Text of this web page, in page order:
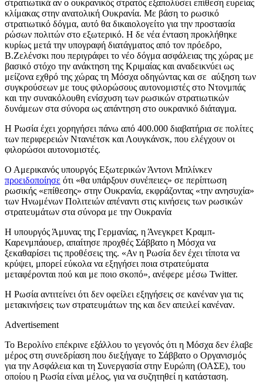
στρατιωτικά αν ο ουκρανικός στρατός εξαπολύσει επίθεση ευρείας
κλίμακας στην ανατολική Ουκρανία. Με βάση το ρωσικό
στρατιωτικό δόγμα, αυτό θα δικαιολογείτο για την προστασία
ρώσων πολιτών στο εξωτερικό. Η δε νέα ένταση προκλήθηκε
κυρίως μετά την υπογραφή διατάγματος από τον πρόεδρο,
Β.Ζελένσκι που περιγράφει το νέο δόγμα ασφάλειας της χώρας με
βασικό στόχο την ανάκτηση της Κριμαίας και αναδεικνύει ως
μείζονα εχθρό της χώρας τη Μόσχα οδηγώντας και σε αύξηση των
συγκρούσεων με τους φιλορώσους αυτονομιστές στο Ντονμπάς
και την συνακόλουθη ενίσχυση των ρωσικών στρατιωτικών
δυνάμεων στα σύνορα ως απάντηση στο ουκρανικό διάταγμα.
Η Ρωσία έχει χορηγήσει πάνω από 400.000 διαβατήρια σε πολίτες
των περιφερειών Ντανιέτσκ και Λουγκάνσκ, που ελέγχουν οι
φιλορώσοι αυτονομιστές.
Ο Αμερικανός υπουργός Εξωτερικών Άντονι Μπλίνκεν
προειδοποίησε ότι «θα υπάρξουν συνέπειες» σε περίπτωση
ρωσικής «επίθεσης» στην Ουκρανία, εκφράζοντας «την ανησυχία»
των Ηνωμένων Πολιτειών απέναντι στις κινήσεις των ρωσικών
στρατευμάτων στα σύνορα με την Ουκρανία
Η υπουργός Άμυνας της Γερμανίας, η Άνεγκρετ Κραμπ-
Καρενμπάουερ, απαίτησε προχθές Σάββατο η Μόσχα να
ξεκαθαρίσει τις προθέσεις της. «Αν η Ρωσία δεν έχει τίποτα να
κρύψει, μπορεί εύκολα να εξηγήσει ποια στρατεύματα
μεταφέρονται πού και με ποιο σκοπό», ανέφερε μέσω Twitter.
Η Ρωσία αντιτείνει ότι δεν οφείλει εξηγήσεις σε κανέναν για τις
μετακινήσεις των στρατευμάτων της και δεν απειλεί κανέναν.
Advertisement
Το Βερολίνο επέκρινε εξάλλου το γεγονός ότι η Μόσχα δεν έλαβε
μέρος στη συνεδρίαση που διεξήγαγε το Σάββατο ο Οργανισμός
για την Ασφάλεια και τη Συνεργασία στην Ευρώπη (ΟΑΣΕ), του
οποίου η Ρωσία είναι μέλος, για να συζητηθεί η κατάσταση.